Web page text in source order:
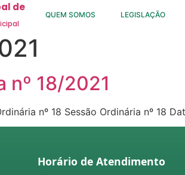
de
QUEM SOMOS LEGISLAÇÃO
nº 18/2021
nº 18 Sessão Ordinária nº 18
Horário de Atendimento